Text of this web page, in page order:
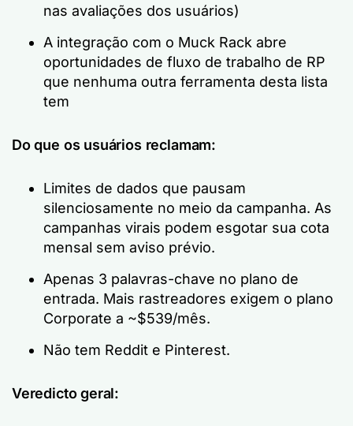
nas avaliações dos usuários)
A integração com o Muck Rack abre
oportunidades de fluxo de trabalho de RP
que nenhuma outra ferramenta desta lista
tem
Do que os usuários reclamam:
Limites de dados que pausam
silenciosamente no meio da campanha. As
campanhas virais podem esgotar sua cota
mensal sem aviso prévio.
Apenas 3 palavras-chave no plano de
entrada. Mais rastreadores exigem o plano
Corporate a ~$539/mês.
Não tem Reddit e Pinterest.
Veredicto geral: